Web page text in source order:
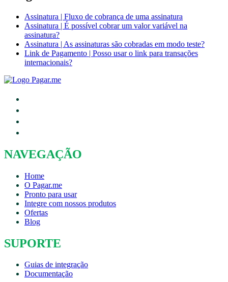
Assinatura | Fluxo de cobrança de uma assinatura
Assinatura | É possível cobrar um valor variável na
assinatura?
Assinatura | As assinaturas são cobradas em modo teste?
Link de Pagamento | Posso usar o link para transações
internacionais?
NAVEGAÇÃO
Home
O Pagar.me
Pronto para usar
Integre com nossos produtos
Ofertas
Blog
SUPORTE
Guias de integração
Documentação